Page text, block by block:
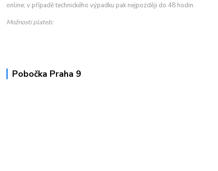
online; v případě technického výpadku pak nejpozději do 48 hodin.
Možnosti plateb:
Pobočka Praha 9